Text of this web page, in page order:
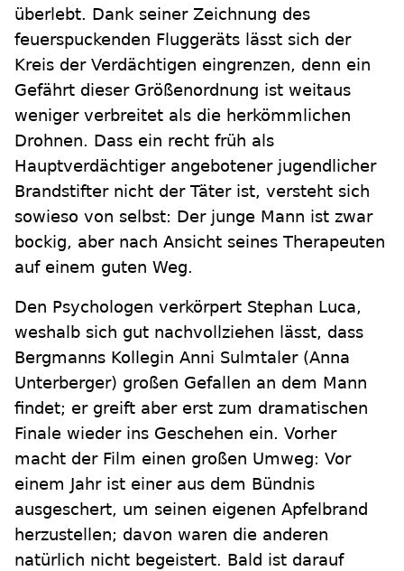
überlebt. Dank seiner Zeichnung des
feuerspuckenden Fluggeräts lässt sich der
Kreis der Verdächtigen eingrenzen, denn ein
Gefährt dieser Größenordnung ist weitaus
weniger verbreitet als die herkömmlichen
Drohnen. Dass ein recht früh als
Hauptverdächtiger angebotener jugendlicher
Brandstifter nicht der Täter ist, versteht sich
sowieso von selbst: Der junge Mann ist zwar
bockig, aber nach Ansicht seines Therapeuten
auf einem guten Weg.
Den Psychologen verkörpert Stephan Luca,
weshalb sich gut nachvollziehen lässt, dass
Bergmanns Kollegin Anni Sulmtaler (Anna
Unterberger) großen Gefallen an dem Mann
findet; er greift aber erst zum dramatischen
Finale wieder ins Geschehen ein. Vorher
macht der Film einen großen Umweg: Vor
einem Jahr ist einer aus dem Bündnis
ausgeschert, um seinen eigenen Apfelbrand
herzustellen; davon waren die anderen
natürlich nicht begeistert. Bald ist darauf